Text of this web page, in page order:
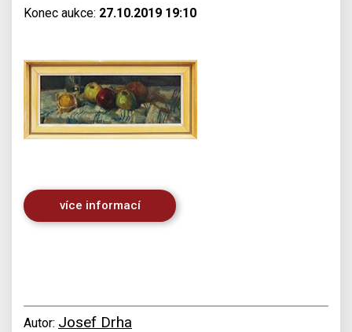
Konec aukce: 27.10.2019 19:10
více informací
Autor: Josef Drha